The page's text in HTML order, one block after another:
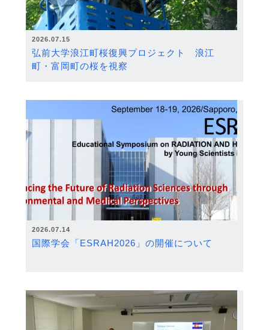
2026.07.15
弘前大学浪江町桜復興プロジェクト 浪江
町・富岡町の桜を視察
2026.07.14
国際学会「ESRAH2026」の開催について